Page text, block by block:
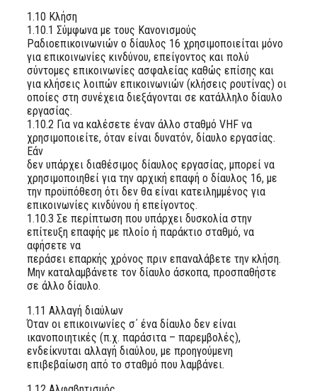
1.10 Κλήση
1.10.1 Σύμφωνα με τους Κανονισμούς
Ραδιοεπικοινωνιών ο δίαυλος 16 χρησιμοποιείται μόνο
για επικοινωνίες κινδύνου, επείγοντος και πολύ
σύντομες επικοινωνίες ασφαλείας καθώς επίσης και
για κλήσεις λοιπών επικοινωνιών (κλήσεις ρουτίνας) οι
οποίες στη συνέχεια διεξάγονται σε κατάλληλο δίαυλο
εργασίας.
1.10.2 Για να καλέσετε έναν άλλο σταθμό VHF να
χρησιμοποιείτε, όταν είναι δυνατόν, δίαυλο εργασίας.
Εάν
δεν υπάρχει διαθέσιμος δίαυλος εργασίας, μπορεί να
χρησιμοποιηθεί για την αρχική επαφή ο δίαυλος 16, με
την προϋπόθεση ότι δεν θα είναι κατειλημμένος για
επικοινωνίες κινδύνου ή επείγοντος.
1.10.3 Σε περίπτωση που υπάρχει δυσκολία στην
επίτευξη επαφής με πλοίο ή παράκτιο σταθμό, να
αφήσετε να
περάσει επαρκής χρόνος πριν επαναλάβετε την κλήση.
Μην καταλαμβάνετε τον δίαυλο άσκοπα, προσπαθήστε
σε άλλο δίαυλο.
1.11 Αλλαγή διαύλων
Όταν οι επικοινωνίες σ΄ ένα δίαυλο δεν είναι
ικανοποιητικές (π.χ. παράσιτα – παρεμβολές),
ενδείκνυται αλλαγή διαύλου, με προηγούμενη
επιβεβαίωση από το σταθμό που λαμβάνει.